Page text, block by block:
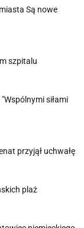
Są nowe
szpitalu
siłami
przyjął uchwałę
plaż